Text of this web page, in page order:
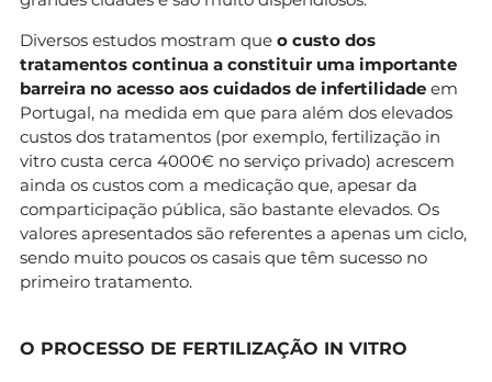
Diversos estudos mostram que o custo dos
tratamentos continua a constituir uma importante
barreira no acesso aos cuidados de infertilidade em
Portugal, na medida em que para além dos elevados
custos dos tratamentos (por exemplo, fertilização in
vitro custa cerca 4000€ no serviço privado) acrescem
ainda os custos com a medicação que, apesar da
comparticipação pública, são bastante elevados. Os
valores apresentados são referentes a apenas um ciclo,
sendo muito poucos os casais que têm sucesso no
primeiro tratamento.
O PROCESSO DE FERTILIZAÇÃO IN VITRO